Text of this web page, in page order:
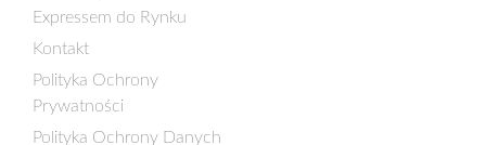
Expressem do Rynku
Kontakt
Polityka Ochrony
Prywatności
Polityka Ochrony Danych